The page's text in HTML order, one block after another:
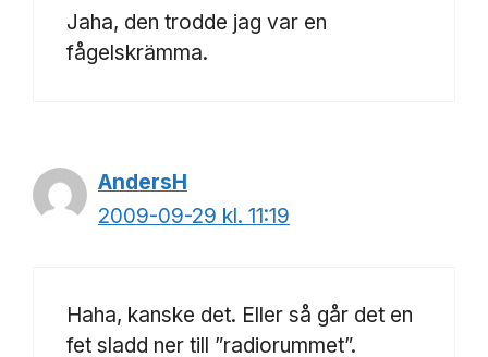
Jaha, den trodde jag var en
fågelskrämma.
AndersH
2009-09-29 kl. 11:19
Haha, kanske det. Eller så går det en
fet sladd ner till ”radiorummet”.